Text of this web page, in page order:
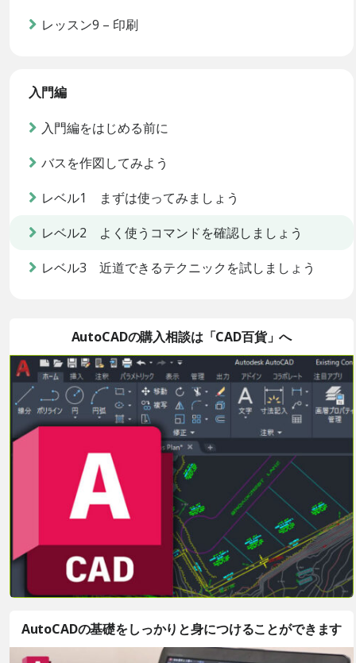
レッスン9 – 印刷
入門編
入門編をはじめる前に
バスを作図してみよう
レベル1 まずは使ってみましょう
レベル2 よく使うコマンドを確認しましょう
レベル3 近道できるテクニックを試しましょう
AutoCADの購入相談は「CAD百貨」へ
AutoCADの基礎をしっかりと身につけることができます